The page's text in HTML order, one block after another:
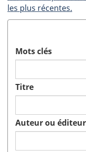
les plus récentes.
Mots clés
Titre
Auteur ou éditeur